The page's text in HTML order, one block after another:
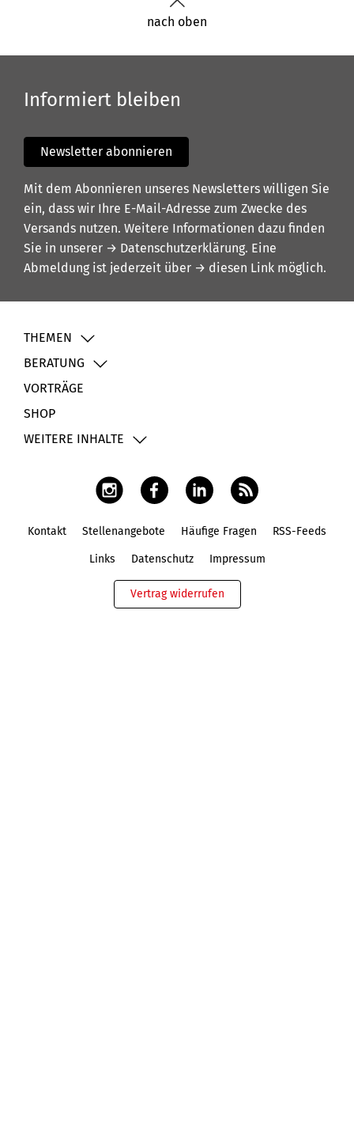
nach oben
Informiert bleiben
Newsletter abonnieren
Mit dem Abonnieren unseres Newsletters willigen Sie
ein, dass wir Ihre E-Mail-Adresse zum Zwecke des
Versands nutzen. Weitere Informationen dazu finden
Sie in unserer → Datenschutzerklärung. Eine
Abmeldung ist jederzeit über → diesen Link möglich.
THEMEN
BERATUNG
VORTRÄGE
SHOP
WEITERE INHALTE
Kontakt Stellenangebote Häufige Fragen RSS-Feeds
Links Datenschutz Impressum
Vertrag widerrufen